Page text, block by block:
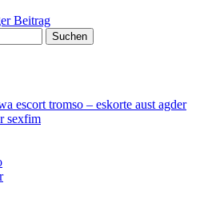
Beitrag
escort tromso – eskorte aust agder
sexfim